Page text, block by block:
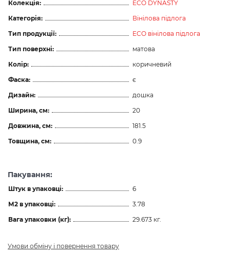
Колекція:
ECO DYNASTY
Категорія:
Вінілова підлога
Тип продукції:
ECO вінілова підлога
Тип поверхні:
матова
Колір:
коричневий
Фаска:
є
Дизайн:
дошка
Ширина, см:
20
Довжина, см:
181.5
Товщина, см:
0.9
Пакування:
Штук в упаковці:
6
М2 в упаковці:
3.78
Вага упаковки (кг):
29.673 кг.
Умови обміну і повернення товару